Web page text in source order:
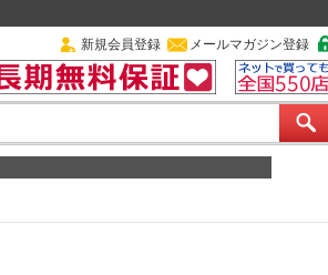
新規会員登録 メールマガジン登録